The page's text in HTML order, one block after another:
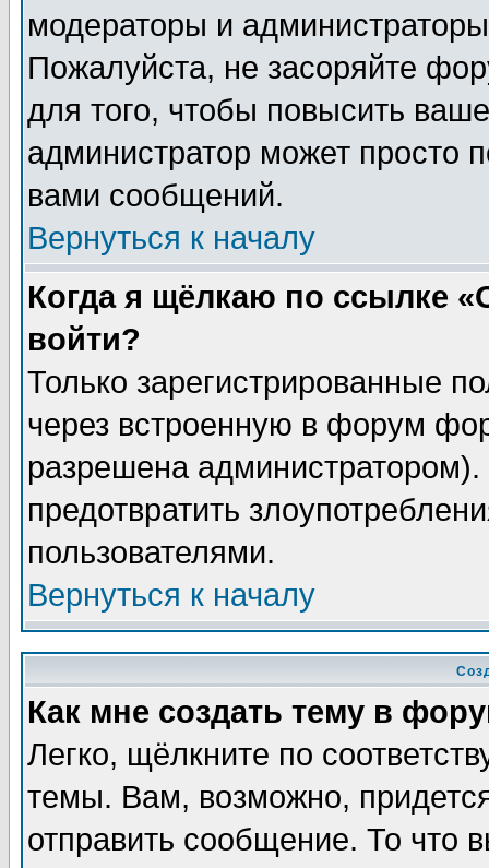
модераторы и
Пожалуйста, не засоряйте
для того, чтобы повысить
администратор может просто
вами сообщений.
Вернуться к началу
Когда я щёлкаю по ссылке
войти?
Только зарегистрированные
через встроенную в форум
разрешена
предотвратить
пользователями.
Вернуться к началу
Как мне создать тему в
Легко, щёлкните по
темы. Вам, возможно,
отправить сообщение. То что